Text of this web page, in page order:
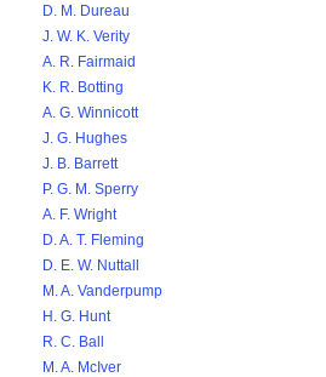
D. M. Dureau
J. W. K. Verity
A. R. Fairmaid
K. R. Botting
A. G. Winnicott
J. G. Hughes
J. B. Barrett
P. G. M. Sperry
A. F. Wright
D. A. T. Fleming
D. E. W. Nuttall
M. A. Vanderpump
H. G. Hunt
R. C. Ball
M. A. McIver